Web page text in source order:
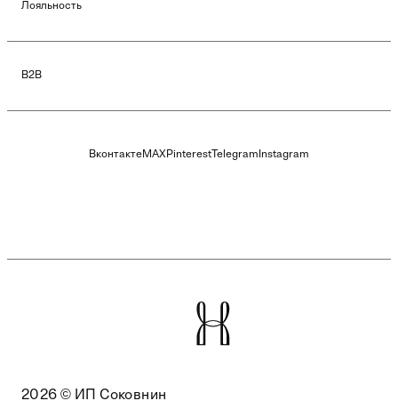
Лояльность
B2B
ВконтактеMAXPinterest TelegramInstagram
2026 © ИП Соковнин